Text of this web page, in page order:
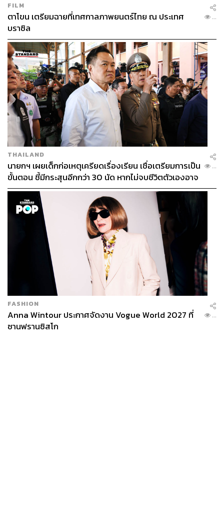
423
ABOUT THE AUTHOR
วรรษชล คัวดรี้
Lifestyle Editor ประจำกอง THE STANDARD
POP
ABOUT THE PHOTOGRAPHER
นักเขียนที่สนใจเรื่องอาหารการกินพอๆ กับ
การเมือง ชอบเดินถ่ายรูปตามถนน รักกา
รดื่มเนโกรนี สะสมปากกา และเป็นทาสแมว
ABOUT THE PHOTOGRAPHER
รัชพล ตันศิริ
Freelance Photographer
ABOUT THE PHOTOGRAPHER
สลัก แก้วเชื้อ
ช่างภาพประจำสำนักข่าว THE STANDARD
ABOUT THE PHOTOGRAPHER
FILM
ตาโขน เตรียมฉายที่เทศกาลภาพยนตร์ไทย ณ ประเทศ
บราซิล
...
THAILAND
นายกฯ เผยเด็กก่อเหตุเครียดเรื่องเรียน เชื่อเตรียมการเป็น
ขั้นตอน ชี้มีกระสุนอีกกว่า 30 นัด หากไม่จบชีวิตตัวเองอาจ
สูญเสียเพิ่ม
...
FASHION
Anna Wintour ประกาศจัดงาน Vogue World 2027 ที่
ซานฟรานซิสโก
...